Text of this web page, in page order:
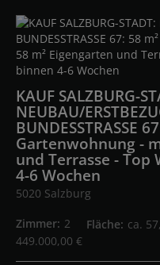
KAUF SALZBURG-
NEUBAU/
BUNDESSTRASSE
Gartenwohnung -
und Terrasse - Top
4-6 Wochen
5020 Salzburg
Zimmer 2 Fläche ca.
449.000,00 €